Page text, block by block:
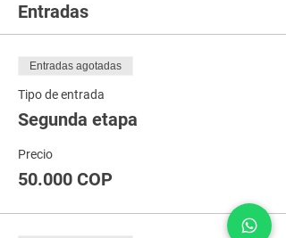
Entradas
Entradas agotadas
Tipo de entrada
Segunda etapa
Precio
50.000 COP